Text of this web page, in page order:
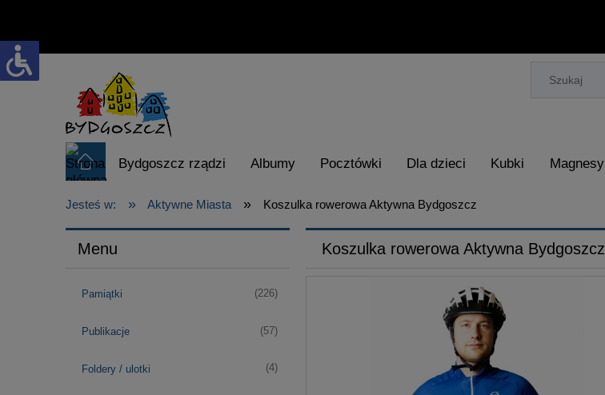
Bydgoszcz rządzi Albumy Pocztówki Dla dzieci Kubki Magnesy
Karta Turysty visitbydgoszcz.pl
Jesteś w: » Aktywne Miasta » Koszulka rowerowa Aktywna Bydgoszcz
Menu
Pamiątki (226)
Publikacje (57)
Foldery / ulotki (4)
Koszulka rowerowa Aktywna Bydgoszcz